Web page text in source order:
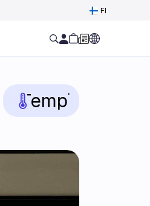
FI
Select Language
Temp°C